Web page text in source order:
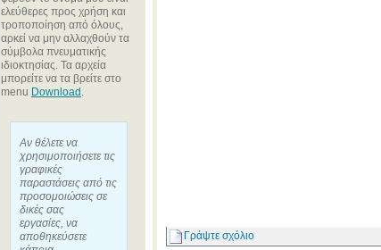
ελεύθερες προς χρήση και
τροποποίηση από όλους,
αρκεί να μην αλλαχθούν τα
σύμβολα πνευματικής
ιδιοκτησίας. Τα αρχεία
μπορείτε να τα βρείτε στο
menu Download .
Αν θέλετε να
χρησιμοποιήσετε τις
γραφικές
παραστάσεις από τις
προσομοιώσεις σε
δικές σας
εργασίες, να
αποθηκεύσετε
Γράψτε σχόλιο